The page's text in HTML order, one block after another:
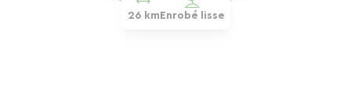
26 kmEnrobé lisse